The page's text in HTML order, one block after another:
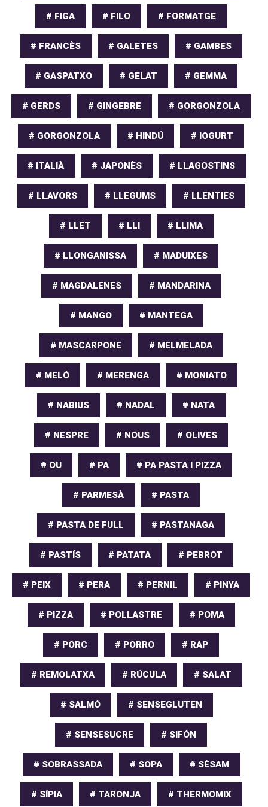
# FIGA # FILO # FORMATGE
# FRANCÈS # GALETES # GAMBES
# GASPATXO # GELAT # GEMMA
# GERDS # GINGEBRE # GORGONZOLA
# GORGONZOLA # HINDÚ # IOGURT
# ITALIÀ # JAPONÈS # LLAGOSTINS
# LLAVORS # LLEGUMS # LLENTIES
# LLET # LLI # LLIMA
# LLONGANISSA # MADUIXES
# MAGDALENES # MANDARINA
# MANGO # MANTEGA
# MASCARPONE # MELMELADA
# MELÓ # MERENGA # MONIATO
# NABIUS # NADAL # NATA
# NESPRE # NOUS # OLIVES
# OU # PA # PA PASTA I PIZZA
# PARMESÀ # PASTA
# PASTA DE FULL # PASTANAGA
# PASTÍS # PATATA # PEBROT
# PEIX # PERA # PERNIL # PINYA
# PIZZA # POLLASTRE # POMA
# PORC # PORRO # RAP
# REMOLATXA # RÚCULA # SALAT
# SALMÓ # SENSEGLUTEN
# SENSESUCRE # SIFÓN
# SOBRASSADA # SOPA # SÈSAM
# SÍPIA # TARONJA # THERMOMIX